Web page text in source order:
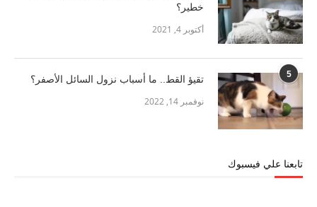
خطير؟
أكتوبر 4, 2021
5 تقيؤ القط.. ما أسباب نزول السائل الأصفر؟
نوفمبر 14, 2022
تابعنا علي فيسبوك